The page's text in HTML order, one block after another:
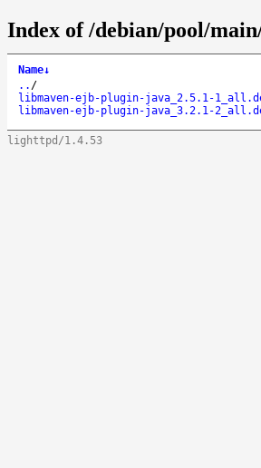
Index of /debian/pool/
Name↓
.. /
libmaven-ejb-plugin-java_2.5.1-
libmaven-ejb-plugin-java_3.2.1-
lighttpd/1.4.53